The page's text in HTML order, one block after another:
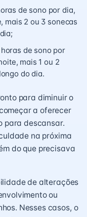
de sono por dia,
mais 2 ou 3 sonecas
de sono por
mais 1 ou 2
do dia.
para diminuir o
a oferecer
para descansar.
na próxima
do que precisava
de alterações
ou
Nesses casos, o